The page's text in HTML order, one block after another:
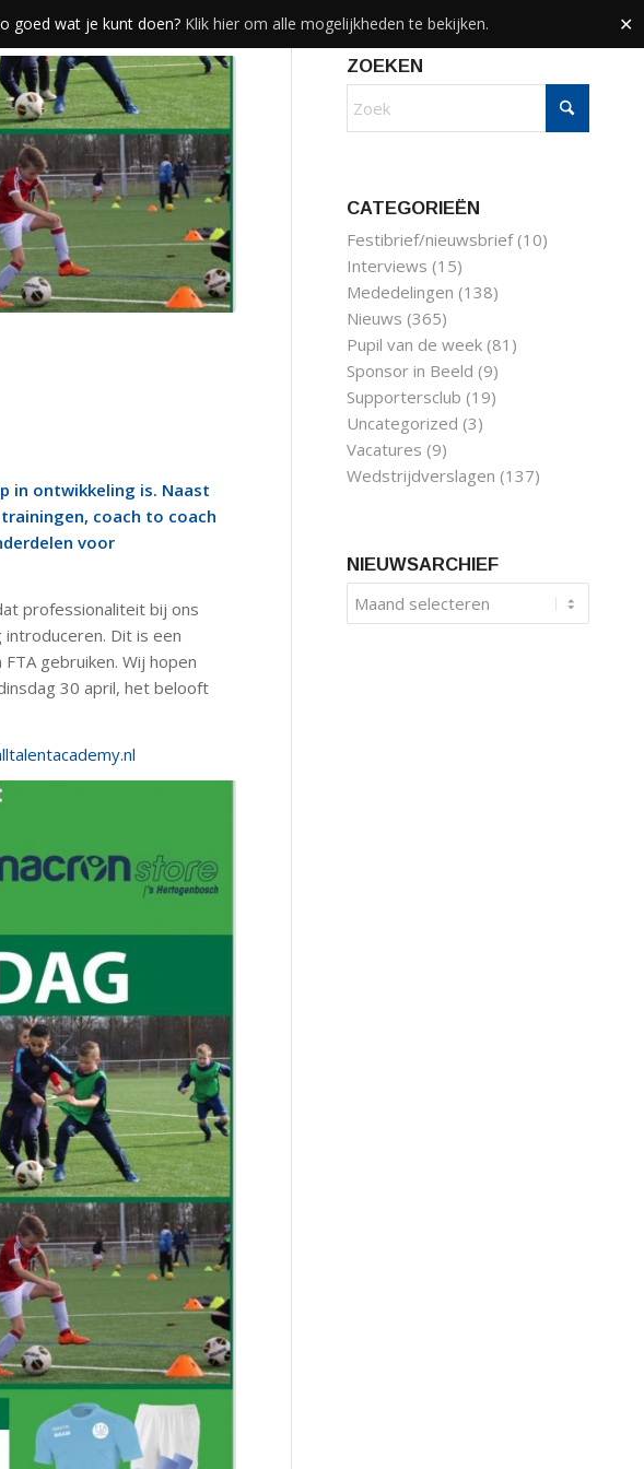
goed wat je kunt doen? Klik hier om alle mogelijkheden te bekijken. ✕
in ontwikkeling is. Naast
coach to coach
voor
professionaliteit bij ons
Dit is een
gebruiken. Wij hopen
30 april, het belooft
ZOEKEN
CATEGORIEËN
Festibrief/nieuwsbrief(10)
Interviews (15)
Mededelingen (138)
Nieuws (365)
Pupil van de week(81)
Sponsor in Beeld (9)
Supportersclub (19)
Uncategorized (3)
Vacatures (9)
Wedstrijdverslagen (137)
NIEUWSARCHIEF